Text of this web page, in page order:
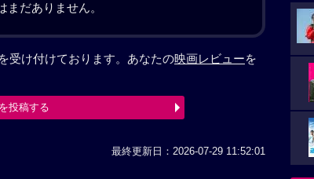
まだありません。
受け付けております。あなたの映画レビューを
投稿する
最終更新日：2026-07-29 11:52:01